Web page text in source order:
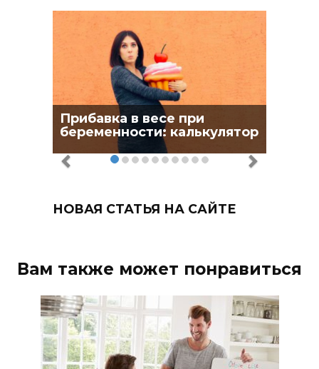
Прибавка в весе при
беременности: калькулятор
НОВАЯ СТАТЬЯ НА САЙТЕ
Вам также может понравиться